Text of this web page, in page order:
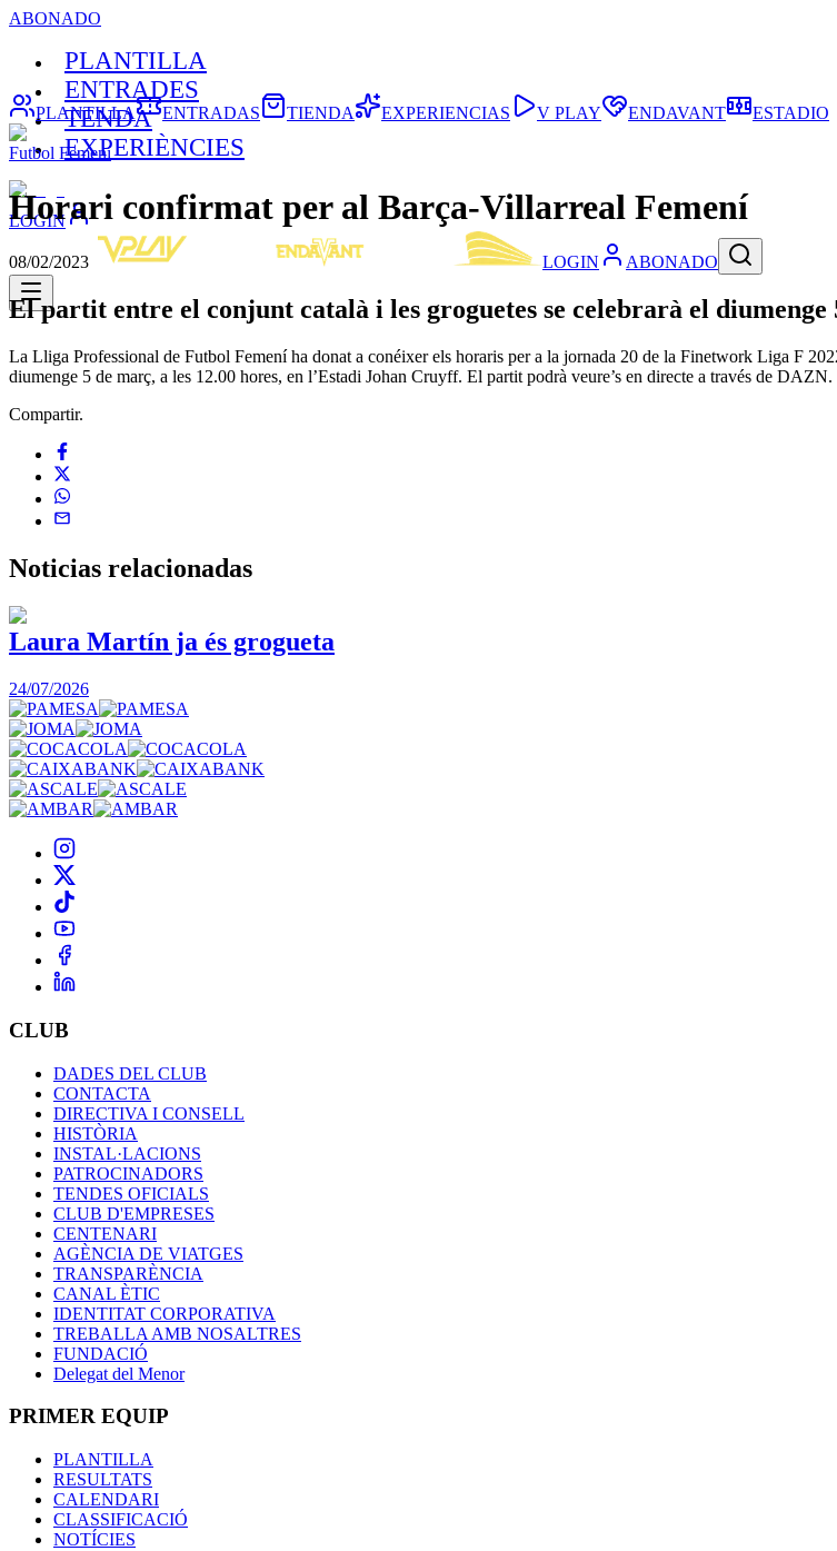
ABONADO
PLANTILLA
ENTRADES
TENDA
EXPERIÈNCIES
LOGIN
LOGIN ABONADO
PLANTILLA ENTRADAS TIENDA EXPERIENCIAS V PLAY ENDAVANT ESTADIO
Futbol Femení
Horari confirmat per al Barça-Villarreal Femení
08/02/2023
El partit entre el conjunt català i les groguetes se celebrarà el diumenge
La Lliga Professional de Futbol Femení ha donat a conéixer els horaris per a la jornada 20 de la Finetwork Liga F
diumenge 5 de març, a les 12.00 hores, en l’Estadi Johan Cruyff. El partit podrà veure’s en directe a través de DAZN.
Compartir.
Noticias relacionadas
Laura Martín ja és grogueta
24/07/2026
CLUB
DADES DEL CLUB
CONTACTA
DIRECTIVA I CONSELL
HISTÒRIA
INSTAL·LACIONS
PATROCINADORS
TENDES OFICIALS
CLUB D'EMPRESES
CENTENARI
AGÈNCIA DE VIATGES
TRANSPARÈNCIA
CANAL ÈTIC
IDENTITAT CORPORATIVA
TREBALLA AMB NOSALTRES
FUNDACIÓ
Delegat del Menor
PRIMER EQUIP
PLANTILLA
RESULTATS
CALENDARI
CLASSIFICACIÓ
NOTÍCIES